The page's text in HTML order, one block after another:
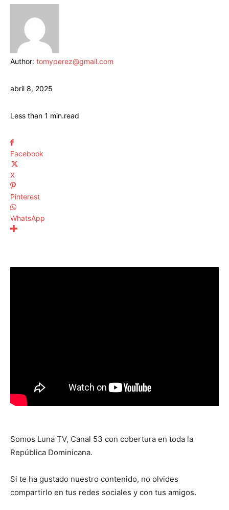
Author: tomyperez@gmail.com
abril 8, 2025
Less than 1 min.read
Facebook
X
Pinterest
WhatsApp
Somos Luna TV, Canal 53 con cobertura en toda la
República Dominicana.
Si te ha gustado nuestro contenido, no olvides
compartirlo en tus redes sociales y con tus amigos.